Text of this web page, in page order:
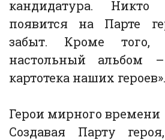
кандидатура.
появится на Парте
забыт. Кроме того,
настольный альбом –
картотека наших героев».
Герои мирного времени
Создавая Парту